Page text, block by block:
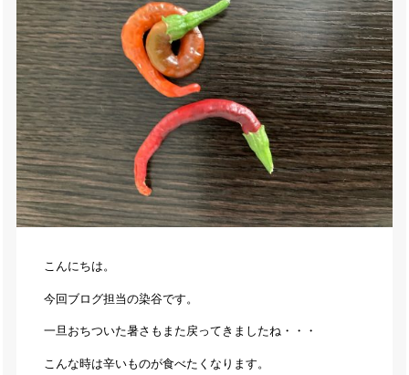
こんにちは。
今回ブログ担当の染谷です。
一旦おちついた暑さもまた戻ってきましたね・・・
こんな時は辛いものが食べたくなります。